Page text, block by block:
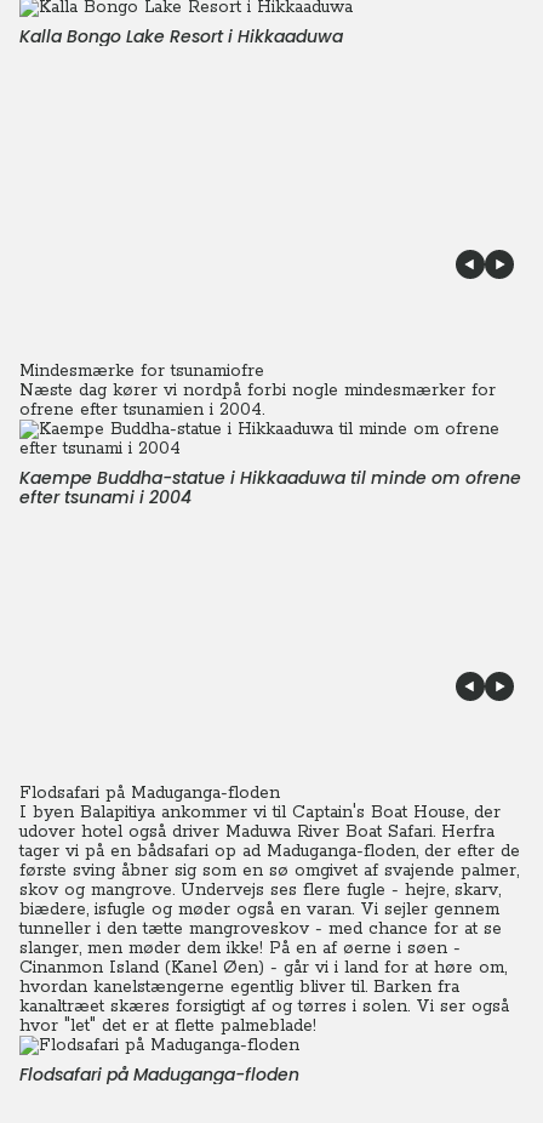
Kalla Bongo Lake Resort i Hikkaaduwa
Mindesmærke for tsunamiofre
Næste dag kører vi nordpå forbi nogle mindesmærker for
ofrene efter tsunamien i 2004.
Kaempe Buddha-statue i Hikkaaduwa til minde om ofrene
efter tsunami i 2004
Flodsafari på Maduganga-floden
I byen Balapitiya ankommer vi til Captain's Boat House, der
udover hotel også driver Maduwa River Boat Safari. Herfra
tager vi på en bådsafari op ad Maduganga-floden, der efter de
første sving åbner sig som en sø omgivet af svajende palmer,
skov og mangrove. Undervejs ses flere fugle - hejre, skarv,
biædere, isfugle og møder også en varan. Vi sejler gennem
tunneller i den tætte mangroveskov - med chance for at se
slanger, men møder dem ikke! På en af øerne i søen -
Cinanmon Island (Kanel Øen) - går vi i land for at høre om,
hvordan kanelstængerne egentlig bliver til. Barken fra
kanaltræet skæres forsigtigt af og tørres i solen. Vi ser også
hvor "let" det er at flette palmeblade!
Flodsafari på Maduganga-floden